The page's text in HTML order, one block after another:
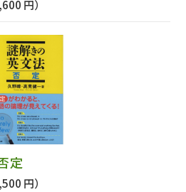
円）
定
円）